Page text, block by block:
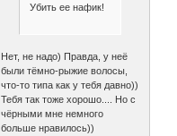
Убить ее нафик!
Нет, не надо) Правда, у неё
были тёмно-рыжие волосы,
что-то типа как у тебя давно))
Тебя так тоже хорошо.... Но с
чёрными мне немного
больше нравилось))